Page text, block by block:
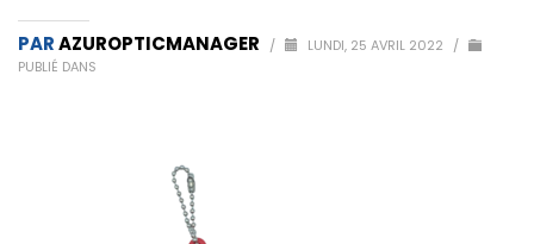
PARAZUROPTICMANAGER / LUNDI, 25 AVRIL 2022
/
PUBLIÉ DANS